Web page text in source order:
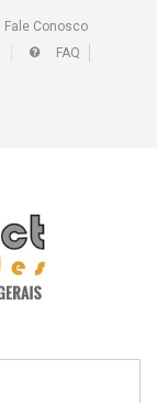
Fale Conosco
FAQ